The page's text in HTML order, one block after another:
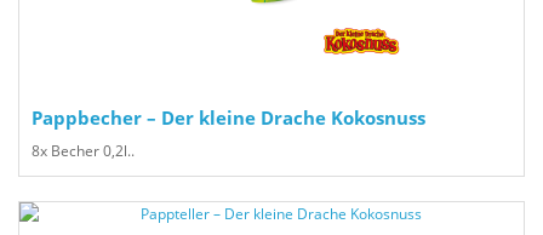
Pappbecher – Der kleine Drache Kokosnuss
8x Becher 0,2l..